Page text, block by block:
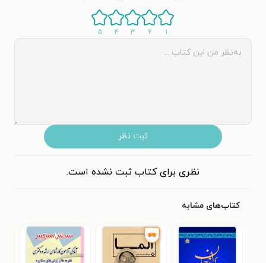
۱ ۲ ۳ ۴ ۵
ثبت نظر
نظری برای کتاب ثبت نشده است.
کتاب‌های مشابه